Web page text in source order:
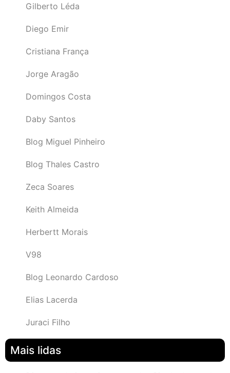
Gilberto Léda
Diego Emir
Cristiana França
Jorge Aragão
Domingos Costa
Daby Santos
Blog Miguel Pinheiro
Blog Thales Castro
Zeca Soares
Keith Almeida
Herbertt Morais
V98
Blog Leonardo Cardoso
Elias Lacerda
Juraci Filho
Mais lidas